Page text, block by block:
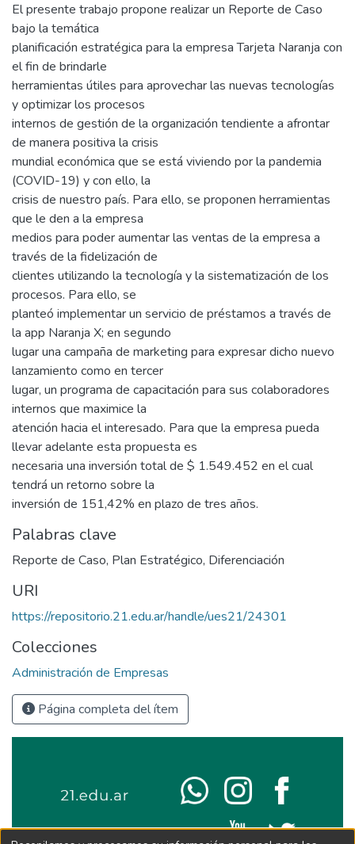
El presente trabajo propone realizar un Reporte de Caso
bajo la temática
planificación estratégica para la empresa Tarjeta Naranja con
el fin de brindarle
herramientas útiles para aprovechar las nuevas tecnologías
y optimizar los procesos
internos de gestión de la organización tendiente a afrontar
de manera positiva la crisis
mundial económica que se está viviendo por la pandemia
(COVID-19) y con ello, la
crisis de nuestro país. Para ello, se proponen herramientas
que le den a la empresa
medios para poder aumentar las ventas de la empresa a
través de la fidelización de
clientes utilizando la tecnología y la sistematización de los
procesos. Para ello, se
planteó implementar un servicio de préstamos a través de
la app Naranja X; en segundo
lugar una campaña de marketing para expresar dicho nuevo
lanzamiento como en tercer
lugar, un programa de capacitación para sus colaboradores
internos que maximice la
atención hacia el interesado. Para que la empresa pueda
llevar adelante esta propuesta es
necesaria una inversión total de $ 1.549.452 en el cual
tendrá un retorno sobre la
inversión de 151,42% en plazo de tres años.
Palabras clave
Reporte de Caso, Plan Estratégico, Diferenciación
URI
https://repositorio.21.edu.ar/handle/ues21/24301
Colecciones
Administración de Empresas
Página completa del ítem